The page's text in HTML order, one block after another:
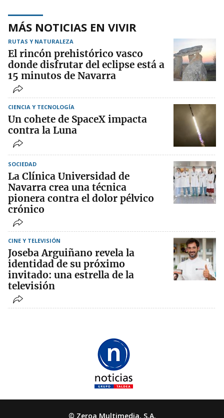
MÁS NOTICIAS EN VIVIR
RUTAS Y NATURALEZA
El rincón prehistórico vasco
donde disfrutar del eclipse está a
15 minutos de Navarra
CIENCIA Y TECNOLOGÍA
Un cohete de SpaceX impacta
contra la Luna
SOCIEDAD
La Clínica Universidad de
Navarra crea una técnica
pionera contra el dolor pélvico
crónico
CINE Y TELEVISIÓN
Joseba Arguiñano revela la
identidad de su próximo
invitado: una estrella de la
televisión
© Zeroa Multimedia, S.A.